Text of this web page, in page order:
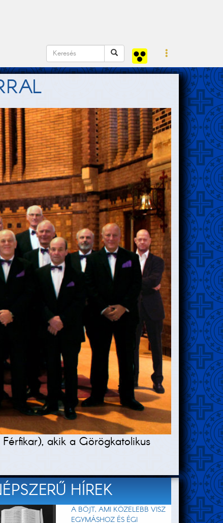
akik a Görögkatolikus
HÍREK
A BÖJT, AMI KÖZELEBB VISZ
EGYMÁSHOZ ÉS ÉGI